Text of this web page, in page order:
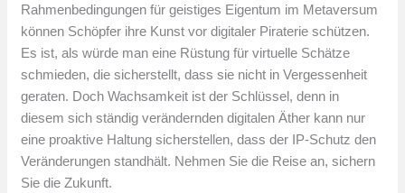
Rahmenbedingungen für geistiges Eigentum im Metaversum
können Schöpfer ihre Kunst vor digitaler Piraterie schützen.
Es ist, als würde man eine Rüstung für virtuelle Schätze
schmieden, die sicherstellt, dass sie nicht in Vergessenheit
geraten. Doch Wachsamkeit ist der Schlüssel, denn in
diesem sich ständig verändernden digitalen Äther kann nur
eine proaktive Haltung sicherstellen, dass der IP-Schutz den
Veränderungen standhält. Nehmen Sie die Reise an, sichern
Sie die Zukunft.